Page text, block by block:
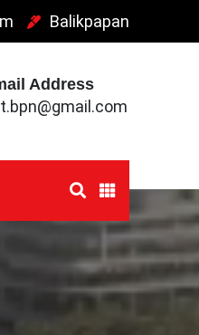
Balikpapan
Address